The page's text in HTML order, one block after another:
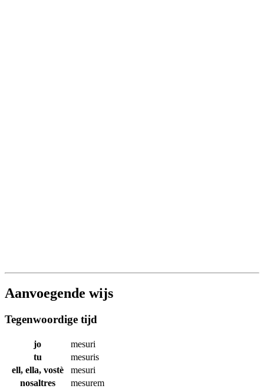
Aanvoegende wijs
Tegenwoordige tijd
jo
mesuri
tu
mesuris
ell, ella, vostè
mesuri
nosaltres
mesurem